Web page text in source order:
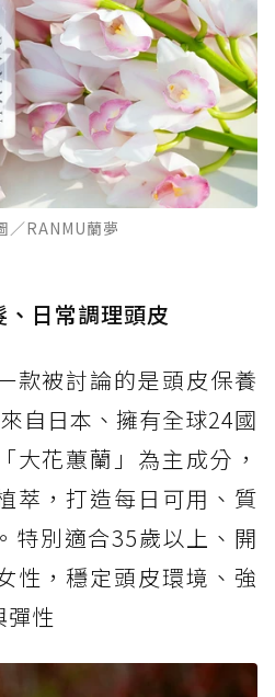
／RANMU蘭夢
日常調理頭皮
款被討論的是頭皮保養
自日本、擁有全球24國
大花蕙蘭」為主成分，
萃，打造每日可用、質
特別適合35歲以上、開
性，穩定頭皮環境、強
彈性